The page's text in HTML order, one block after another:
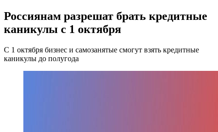
Россиянам разрешат брать кредитные
каникулы с 1 октября
С 1 октября бизнес и самозанятые смогут взять кредитные
каникулы до полугода